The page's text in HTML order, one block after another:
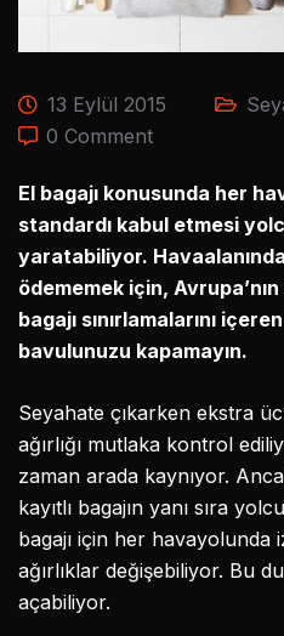
13 Eylül 2015
0 Comment
El bagajı konusunda her
standardı kabul etmesi
yaratabiliyor.
ödememek için,
bagajı sınırlamalarını
bavulunuzu kapamayın.
Seyahate çıkarken ekstra
ağırlığı mutlaka kontrol
zaman arada kaynıyor.
kayıtlı bagajın yanı sıra
bagajı için her havayolunda
ağırlıklar değişebiliyor. Bu
açabiliyor.